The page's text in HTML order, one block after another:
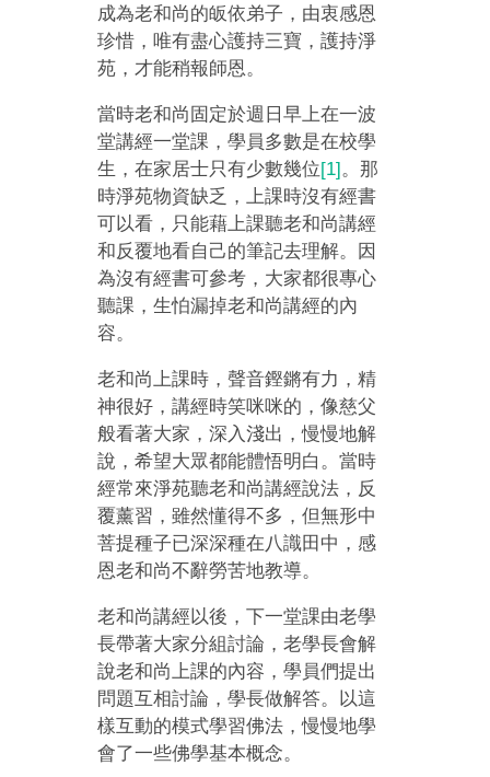
成為老和尚的皈依弟子，由衷感恩
珍惜，唯有盡心護持三寶，護持淨
苑，才能稍報師恩。
當時老和尚固定於週日早上在一波
堂講經一堂課，學員多數是在校學
生，在家居士只有少數幾位[1]。那
時淨苑物資缺乏，上課時沒有經書
可以看，只能藉上課聽老和尚講經
和反覆地看自己的筆記去理解。因
為沒有經書可參考，大家都很專心
聽課，生怕漏掉老和尚講經的內
容。
老和尚上課時，聲音鏗鏘有力，精
神很好，講經時笑咪咪的，像慈父
般看著大家，深入淺出，慢慢地解
說，希望大眾都能體悟明白。當時
經常來淨苑聽老和尚講經說法，反
覆薰習，雖然懂得不多，但無形中
菩提種子已深深種在八識田中，感
恩老和尚不辭勞苦地教導。
老和尚講經以後，下一堂課由老學
長帶著大家分組討論，老學長會解
說老和尚上課的內容，學員們提出
問題互相討論，學長做解答。以這
樣互動的模式學習佛法，慢慢地學
會了一些佛學基本概念。